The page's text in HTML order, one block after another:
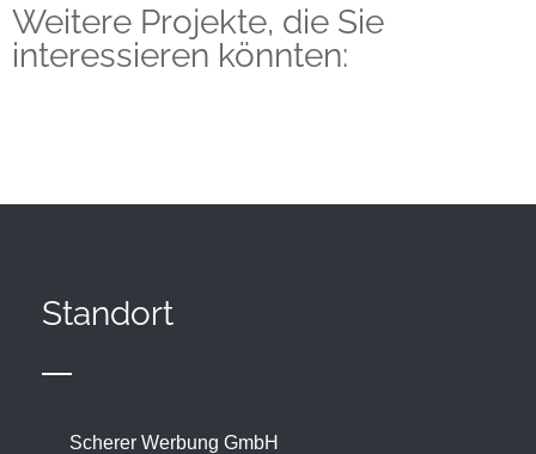
Weitere Projekte, die Sie
interessieren könnten:
Standort
Scherer Werbung GmbH